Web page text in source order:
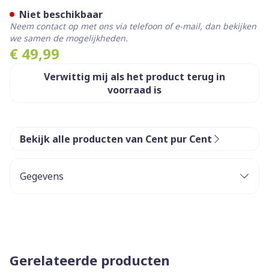
€ 49,99
Verwittig mij als het product terug in
voorraad is
Niet beschikbaar
Neem contact op met ons via telefoon of e-mail, dan bekijken
we samen de mogelijkheden.
Bekijk alle producten van Cent pur Cent
Gegevens
Gerelateerde producten